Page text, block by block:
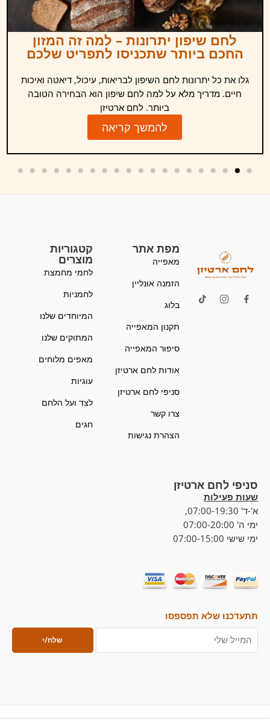
לחם שיפון יתרונות – למה זה המזון
החכם ביותר שתכניסו לתפריט שלכם
גלו את כל יתרונות לחם השיפון לבריאות, עיכול, דיאטה ואיכות
חיים. מדריך מלא על למה לחם שיפון הוא הבחירה הטובה
ביותר. לחם ארטיזן
להמשך קריאה
מפת אתר
מאפייה
הזמנה אונליין
בלוג
תקנון המאפייה
סיפור המאפייה
אודות לחם ארטיזן
סניפי לחם ארטיזן
צרו קשר
הצהרת נגישות
קטגוריות
מוצרים
לחמי מחמצת
לחמניות
המיוחדים שלנו
המתוקים שלנו
מאפים מלוחים
עוגיות
לצד ועל הלחם
חגים
סניפי לחם ארטיזן
שעות פעילות
א'-ד' 07:00-19:30,
ימי ה' 07:00-20:00
ימי שישי 07:00-15:00
תתעדכנו שלא תפספסו